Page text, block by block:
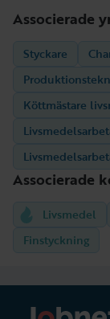
Associerade
Styckare
Köttmästare
Associerade
Livsmedel
Finstyckning